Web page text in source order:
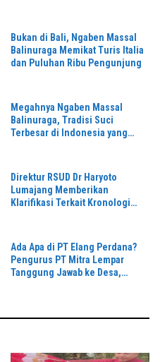
Bukan di Bali, Ngaben Massal
Balinuraga Memikat Turis Italia
dan Puluhan Ribu Pengunjung
Megahnya Ngaben Massal
Balinuraga, Tradisi Suci
Terbesar di Indonesia yang
Direktur RSUD Dr Haryoto
Lumajang Memberikan
Klarifikasi Terkait Kronologi
Ada Apa di PT Elang Perdana?
Pengurus PT Mitra Lempar
Tanggung Jawab ke Desa,